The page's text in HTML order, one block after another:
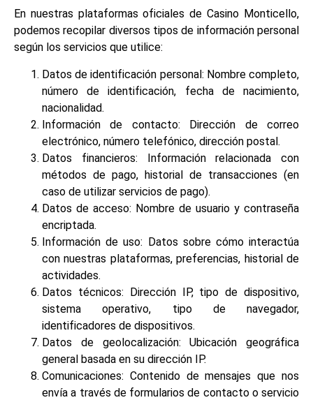
En nuestras plataformas oficiales de Casino Monticello,
podemos recopilar diversos tipos de información personal
según los servicios que utilice:
Datos de identificación personal: Nombre completo,
número de identificación, fecha de nacimiento,
nacionalidad.
Información de contacto: Dirección de correo
electrónico, número telefónico, dirección postal.
Datos financieros: Información relacionada con
métodos de pago, historial de transacciones (en
caso de utilizar servicios de pago).
Datos de acceso: Nombre de usuario y contraseña
encriptada.
Información de uso: Datos sobre cómo interactúa
con nuestras plataformas, preferencias, historial de
actividades.
Datos técnicos: Dirección IP, tipo de dispositivo,
sistema operativo, tipo de navegador,
identificadores de dispositivos.
Datos de geolocalización: Ubicación geográfica
general basada en su dirección IP.
Comunicaciones: Contenido de mensajes que nos
envía a través de formularios de contacto o servicio